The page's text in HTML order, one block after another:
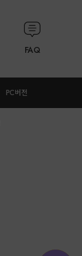
FAQ
PC버전